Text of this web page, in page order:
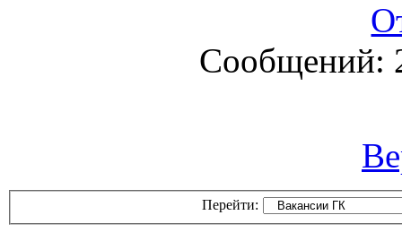
Сообщений:
Перейти: